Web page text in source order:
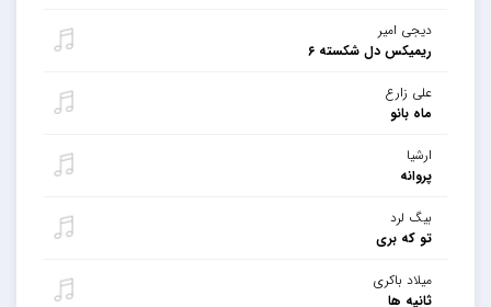
دیجی امیر
ریمیکس دل شکسته ۶
علی زارع
ماه بانو
ارشیا
پروانه
بیگ لرد
تو که بری
میلاد باکری
ثانیه ها